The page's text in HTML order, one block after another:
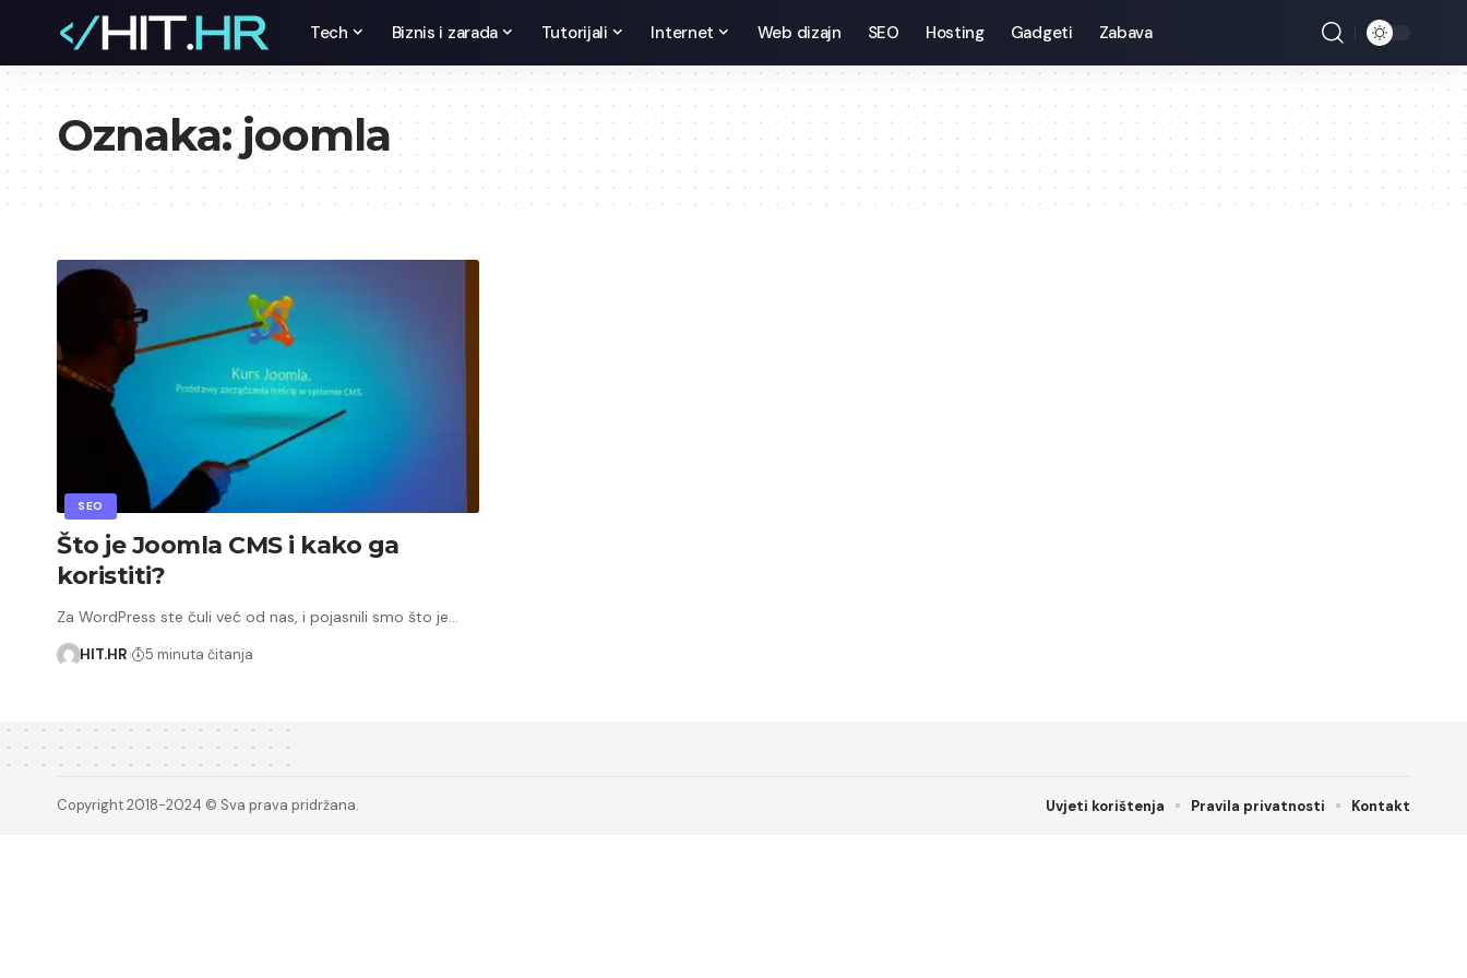
Tech Biznis i zarada Tutorijali Internet Web dizajn SEO Hosting Gadgeti Zabava
Oznaka:joomla
SEO
Što je Joomla CMS i kako ga
koristiti?
Za WordPress ste čuli već od nas, i pojasnili smo što je…
HIT.HR 5 minuta čitanja
Copyright 2018-2024 © Sva prava pridržana. Uvjeti korištenja Pravila privatnosti Kontakt